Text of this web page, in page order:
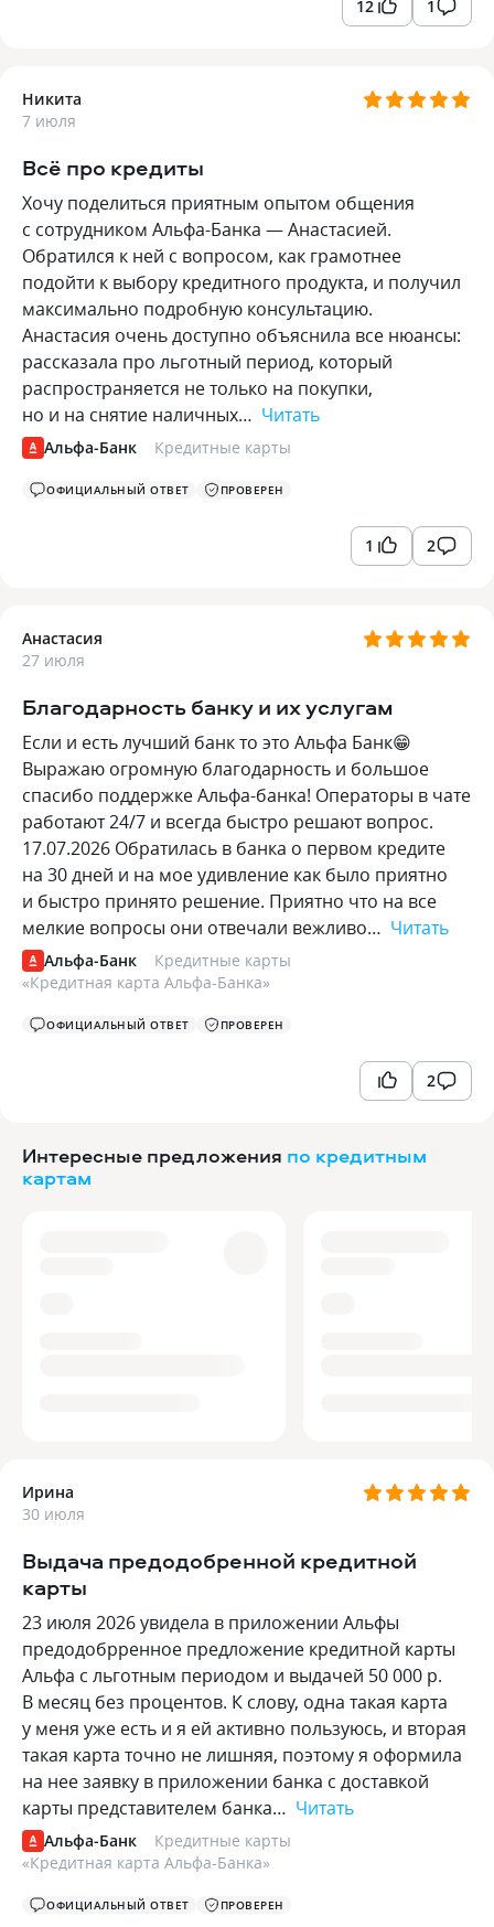
12 1
Никита
7 июля
Всё про кредиты
Хочу поделиться приятным опытом общения
с сотрудником Альфа-Банка — Анастасией.
Обратился к ней с вопросом, как грамотнее
подойти к выбору кредитного продукта, и получил
максимально подробную консультацию.
Анастасия очень доступно объяснила все нюансы:
рассказала про льготный период, который
распространяется не только на покупки,
но и на снятие наличных… Читать
Альфа-Банк Кредитные карты
ОФИЦИАЛЬНЫЙ ОТВЕТ ПРОВЕРЕН
1 2
Анастасия
27 июля
Благодарность банку и их услугам
Если и есть лучший банк то это Альфа Банк😁
Выражаю огромную благодарность и большое
спасибо поддержке Альфа-банка! Операторы в чате
работают 24/7 и всегда быстро решают вопрос.
17.07.2026 Обратилась в банка о первом кредите
на 30 дней и на мое удивление как было приятно
и быстро принято решение. Приятно что на все
мелкие вопросы они отвечали вежливо… Читать
Альфа-Банк
Кредитные карты
«Кредитная карта Альфа-Банка»
ОФИЦИАЛЬНЫЙ ОТВЕТ ПРОВЕРЕН
2
Интересные предложения по кредитным
картам
Ирина
30 июля
Выдача предодобренной кредитной
карты
23 июля 2026 увидела в приложении Альфы
предодобрренное предложение кредитной карты
Альфа с льготным периодом и выдачей 50 000 р.
В месяц без процентов. К слову, одна такая карта
у меня уже есть и я ей активно пользуюсь, и вторая
такая карта точно не лишняя, поэтому я оформила
на нее заявку в приложении банка с доставкой
карты представителем банка… Читать
Альфа-Банк
Кредитные карты
«Кредитная карта Альфа-Банка»
ОФИЦИАЛЬНЫЙ ОТВЕТ ПРОВЕРЕН